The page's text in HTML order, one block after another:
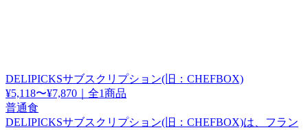
DELIPICKSサブスクリプション(旧：CHEFBOX)
¥5,118〜¥7,870
全1商品
普通食
DELIPICKSサブスクリプション(旧：CHEFBOX)は、フラン